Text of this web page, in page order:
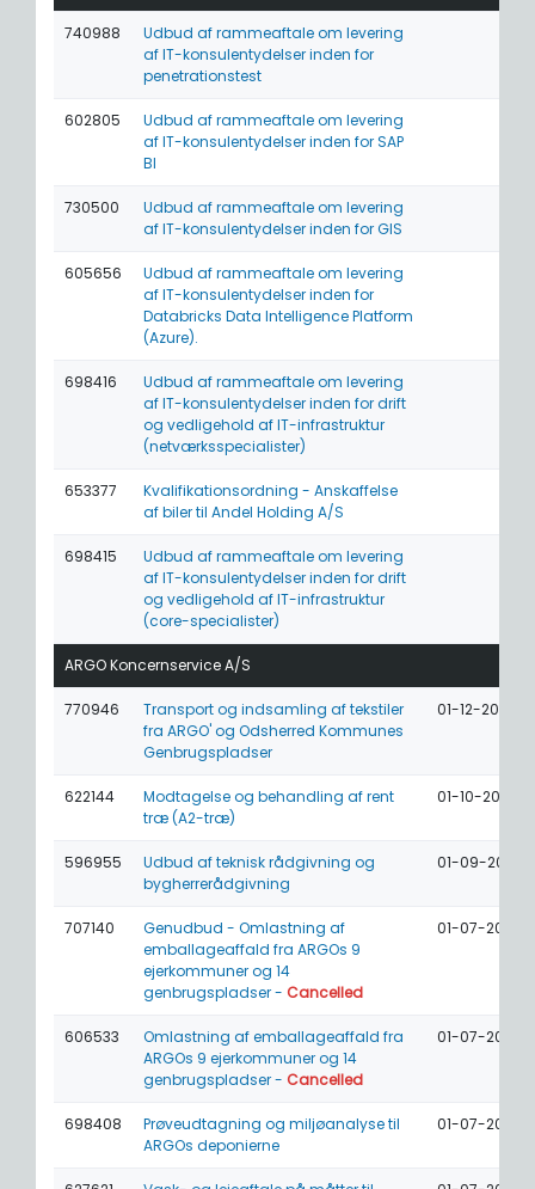
740988
Udbud af rammeaftale om levering
af IT-konsulentydelser inden for
penetrationstest
602805
Udbud af rammeaftale om levering
af IT-konsulentydelser inden for SAP
BI
730500
Udbud af rammeaftale om levering
af IT-konsulentydelser inden for GIS
605656
Udbud af rammeaftale om levering
af IT-konsulentydelser inden for
Databricks Data Intelligence Platform
(Azure).
698416
Udbud af rammeaftale om levering
af IT-konsulentydelser inden for drift
og vedligehold af IT-infrastruktur
(netværksspecialister)
653377
Kvalifikationsordning - Anskaffelse
af biler til Andel Holding A/S
698415
Udbud af rammeaftale om levering
af IT-konsulentydelser inden for drift
og vedligehold af IT-infrastruktur
(core-specialister)
ARGO Koncernservice A/S
770946
Transport og indsamling af tekstiler
fra ARGO' og Odsherred Kommunes
Genbrugspladser
01-12-2026
622144
Modtagelse og behandling af rent
træ (A2-træ)
01-10-2026
596955
Udbud af teknisk rådgivning og
bygherrerådgivning
01-09-2026
707140
Genudbud - Omlastning af
emballageaffald fra ARGOs 9
ejerkommuner og 14
genbrugspladser - Cancelled
01-07-2026
606533
Omlastning af emballageaffald fra
ARGOs 9 ejerkommuner og 14
genbrugspladser - Cancelled
01-07-2026
698408
Prøveudtagning og miljøanalyse til
ARGOs deponierne
01-07-2026